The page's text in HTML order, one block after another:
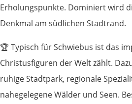
Erholungspunkte. Dominiert wird
Denkmal am südlichen Stadtrand.
🏆 Typisch für Schwiebus ist das
Christusfiguren der Welt zählt.
ruhige Stadtpark, regionale
nahegelegene Wälder und Seen.